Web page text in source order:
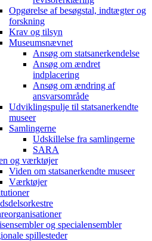
Opgørelse af besøgstal, indtægter og
forskning
Krav og tilsyn
Museumsnævnet
Ansøg om statsanerkendelse
Ansøg om ændret
indplacering
Ansøg om ændring af
ansvarsområde
Udviklingspulje til statsanerkendte
museer
Samlingerne
Udskillelse fra samlingerne
SARA
og værktøjer
Viden om statsanerkendte museer
Værktøjer
og specialensembler
spillesteder